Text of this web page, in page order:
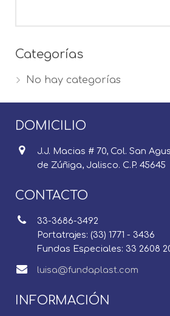
Categorías
No hay categorías
DOMICILIO
J.J. Macias # 70, Col. San
de Zúñiga, Jalisco. C.P. 45645
CONTACTO
33-3686-3492
Portatrajes: (33) 1771 - 3436
Fundas Especiales: 33 2608
luisa@fundaplast.com
INFORMACIÓN